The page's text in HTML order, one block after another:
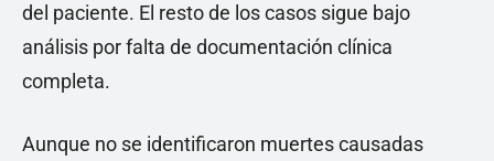
del paciente. El resto de los casos sigue bajo
análisis por falta de documentación clínica
completa.
Aunque no se identificaron muertes causadas